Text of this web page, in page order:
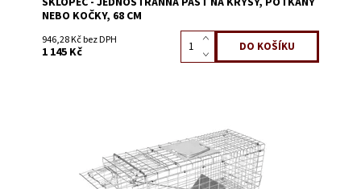
NEBO KOČKY, 68 CM
946,28 Kč bez DPH
1 145 Kč